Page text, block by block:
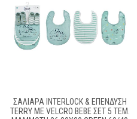
ΣΑΛΙΆΡΑ INTERLOCK & ΕΠΈΝΔΥΣΗ
TERRY ΜΕ VELCRO BEBE ΣΕΤ 5 ΤΕΜ.